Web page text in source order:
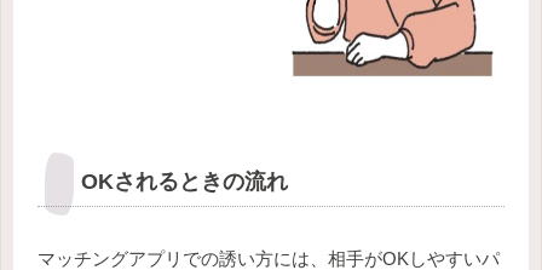
OKされるときの流れ
マッチングアプリでの誘い方には、相手がOKしやすいパ